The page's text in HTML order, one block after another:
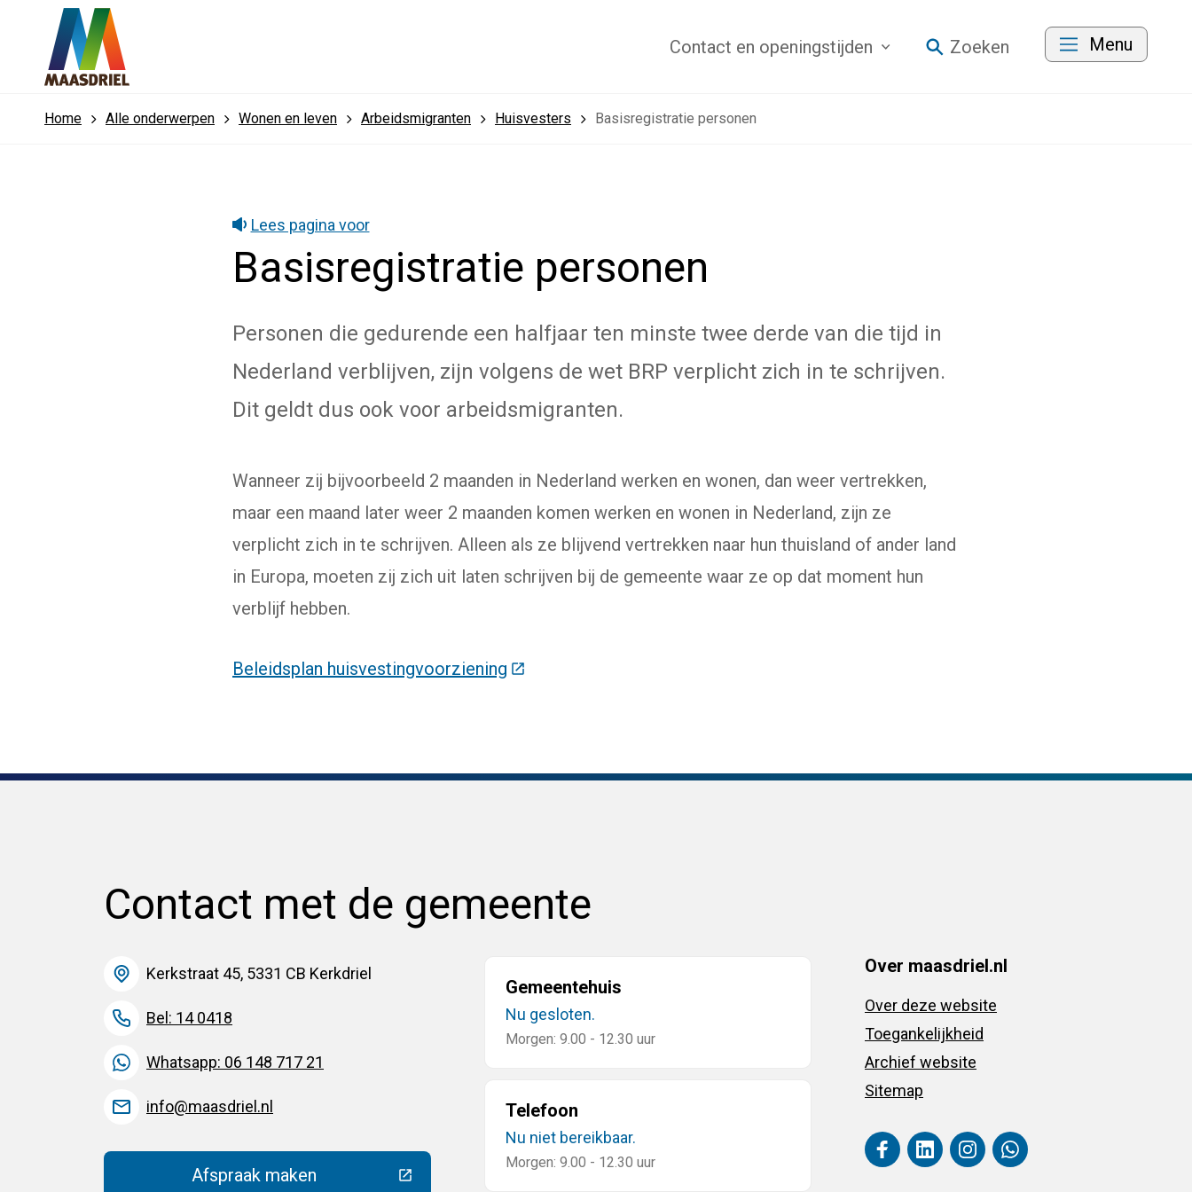
Contact en openingstijden Zoeken Menu
Home Alle onderwerpen Wonen en leven Arbeidsmigranten Huisvesters Basisregistratie personen
Lees pagina voor
Basisregistratie personen
Personen die gedurende een halfjaar ten minste twee derde van die tijd in
Nederland verblijven, zijn volgens de wet BRP verplicht zich in te schrijven.
Dit geldt dus ook voor arbeidsmigranten.
Wanneer zij bijvoorbeeld 2 maanden in Nederland werken en wonen, dan weer vertrekken,
maar een maand later weer 2 maanden komen werken en wonen in Nederland, zijn ze
verplicht zich in te schrijven. Alleen als ze blijvend vertrekken naar hun thuisland of ander land
in Europa, moeten zij zich uit laten schrijven bij de gemeente waar ze op dat moment hun
verblijf hebben.
Beleidsplan huisvestingvoorziening (Deze link gaat naar een externe website)
Contact met de gemeente
Kerkstraat 45, 5331 CB Kerkdriel
Bel: 14 0418
Whatsapp: 06 148 717 21
info@maasdriel.nl
Afspraak maken(Deze link gaat naar een externe website)
Gemeentehuis
Nu gesloten.
Morgen: 9.00 - 12.30 uur
Telefoon
Nu niet bereikbaar.
Morgen: 9.00 - 12.30 uur
Over maasdriel.nl
Over deze website
Toegankelijkheid
Archief website
Sitemap